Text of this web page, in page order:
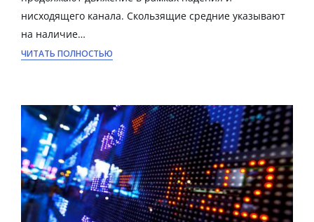
нисходящего канала. Скользящие средние указывают
на наличие…
ЧИТАТЬ ПОЛНОСТЬЮ